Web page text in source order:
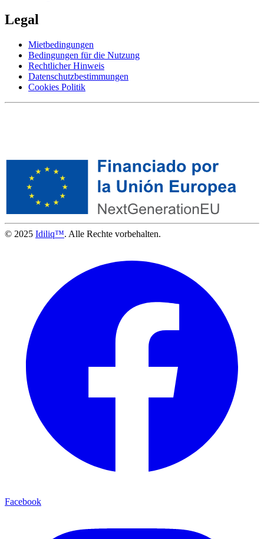
Legal
Mietbedingungen
Bedingungen für die Nutzung
Rechtlicher Hinweis
Datenschutzbestimmungen
Cookies Politik
© 2025 Idiliq™. Alle Rechte vorbehalten.
Facebook